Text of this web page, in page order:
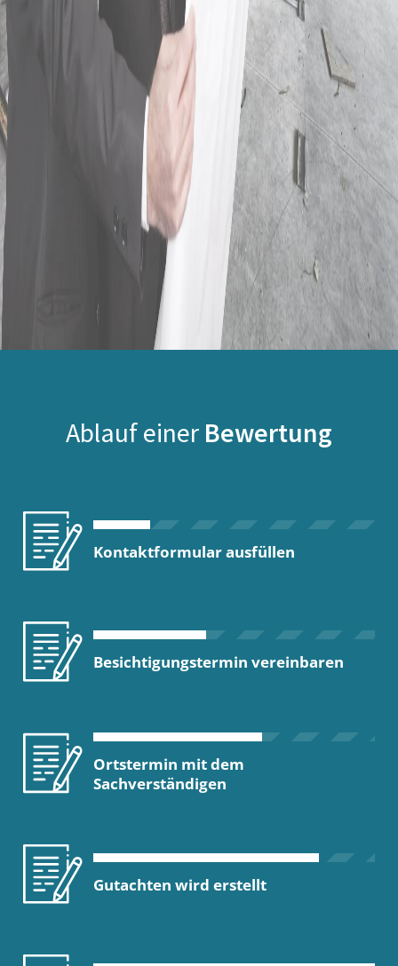
Ablauf einer Bewertung
Kontaktformular ausfüllen
Besichtigungstermin vereinbaren
Ortstermin mit dem
Sachverständigen
Gutachten wird erstellt